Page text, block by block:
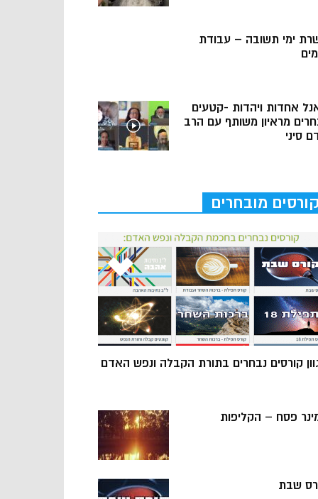
ימי תשובה – עבודת
אחדות ויהדות -קטעים
מראיון משותף עם הרב
סיני
קורסים מובחרים
קורסים נבחרים בתורת הקבלה ונפש האדם
פסח – הקליפות
שבת